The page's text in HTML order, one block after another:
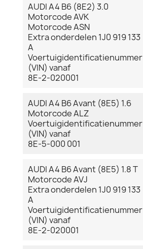
AUDI A4 B6 (8E2) 3.0
Motorcode AVK
Motorcode ASN
Extra onderdelen 1J0 919 133
A
Voertuigidentificatienummer
(VIN) vanaf
8E-2-020001
AUDI A4 B6 Avant (8E5) 1.6
Motorcode ALZ
Voertuigidentificatienummer
(VIN) vanaf
8E-5-000 001
AUDI A4 B6 Avant (8E5) 1.8 T
Motorcode AVJ
Extra onderdelen 1J0 919 133
A
Voertuigidentificatienummer
(VIN) vanaf
8E-2-020001